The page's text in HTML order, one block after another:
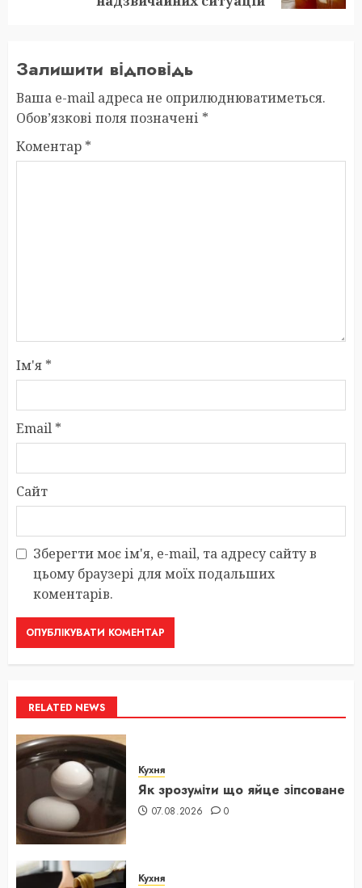
Залишити відповідь
Ваша e-mail адреса не оприлюднюватиметься.
Обов’язкові поля позначені *
Коментар *
Ім'я *
Email *
Сайт
Зберегти моє ім'я, e-mail, та адресу сайту в
цьому браузері для моїх подальших
коментарів.
RELATED NEWS
Кухня
Як зрозуміти що яйце зіпсоване
07.08.2026 0
Кухня